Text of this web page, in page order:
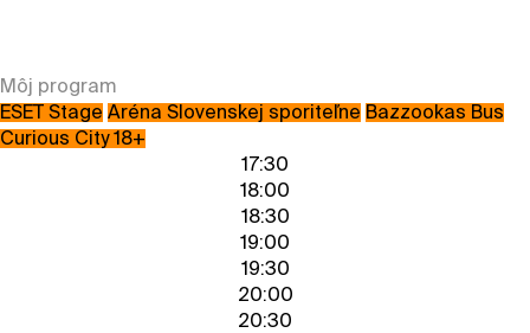
Môj program
ESET Stage Aréna Slovenskej sporiteľne Bazzookas Bus
Curious City 18+
17:30
18:00
18:30
19:00
19:30
20:00
20:30